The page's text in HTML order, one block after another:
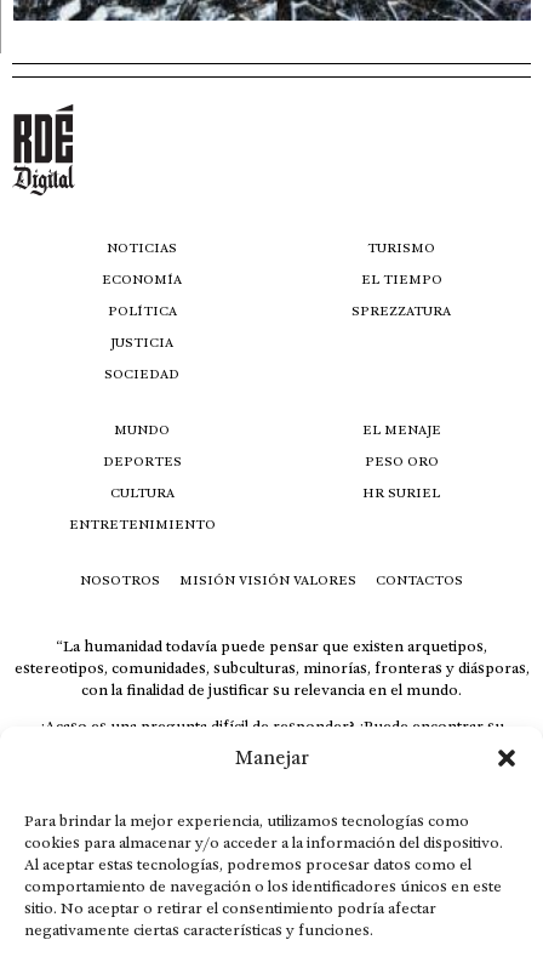
Manejar
Para brindar la mejor experiencia, utilizamos tecnologías como
cookies para almacenar y/o acceder a la información del dispositivo.
Al aceptar estas tecnologías, podremos procesar datos como el
comportamiento de navegación o los identificadores únicos en este
sitio. No aceptar o retirar el consentimiento podría afectar
negativamente ciertas características y funciones.
NOTICIAS
ECONOMÍA
POLÍTICA
JUSTICIA
SOCIEDAD
TURISMO
EL TIEMPO
SPREZZATURA
MUNDO
DEPORTES
CULTURA
ENTRETENIMIENTO
EL MENAJE
PESO ORO
HR SURIEL
NOSOTROS MISIÓN VISIÓN VALORES CONTACTOS
“La humanidad todavía puede pensar que existen arquetipos,
estereotipos, comunidades, subculturas, minorías, fronteras y diásporas,
con la finalidad de justificar su relevancia en el mundo.
¿Acaso es una pregunta difícil de responder? ¿Puede encontrar su
respuesta al instante, otorgando al receptor cuestionado espacio y
velocidad suficiente para responder correctamente? De no ser así, el que
El concepto de familia no está limitado exclusivamente a la sangre; seres
que surgen en nuestro diario vivir suelen pesar más que los
emparentados. Más bien, el apego de estas dos versiones de seres
queridos mueve ideales provenientes de sus vivencias.
This is for nuestra gente.” – HRSuriel